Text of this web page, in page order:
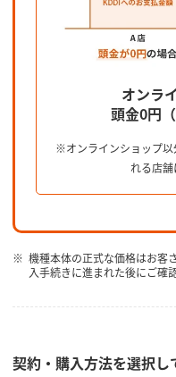
オンラ
頭金0円
※オンラインショップ以
れる店
機種本体の正式な価格はお客
入手続きに進まれた後にご確
契約・購入方法を選択し